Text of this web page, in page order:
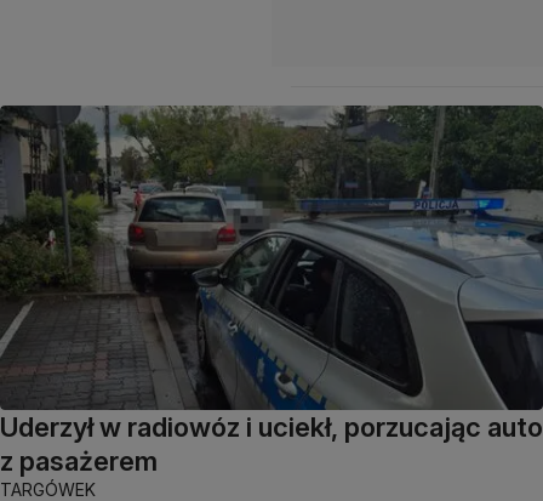
Uderzył w radiowóz i uciekł, porzucając auto
z pasażerem
TARGÓWEK